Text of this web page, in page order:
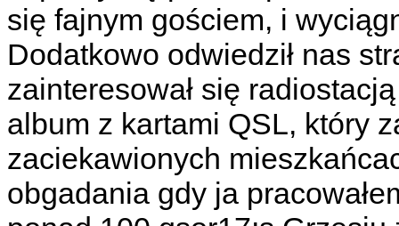
się fajnym gościem, i
Dodatkowo odwiedził nas
zainteresował się
album z kartami QSL, który
zaciekawionych
obgadania gdy ja